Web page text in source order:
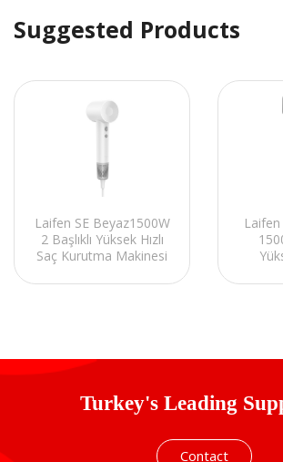
Suggested Products
Laifen SE Beyaz1500W
2 Başlıklı Yüksek Hızlı
Saç Kurutma Makinesi
Turkey's Leading
Contact